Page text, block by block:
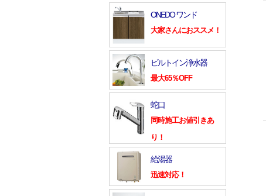
ONEDO ワンド
大家さんにおススメ！
ビルトイン浄水器
最大65％OFF
蛇口
同時施工お値引きあ
り！
給湯器
迅速対応！